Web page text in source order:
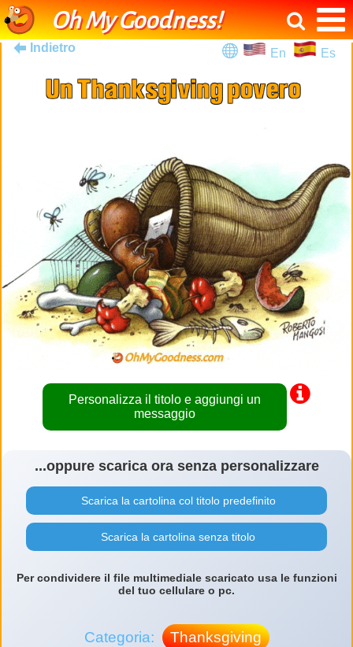
Oh My Goodness!
Indietro En Es
Personalizza il titolo e aggiungi un
messaggio
...oppure scarica ora senza personalizzare
Scarica la cartolina col titolo predefinito
Scarica la cartolina senza titolo
Per condividere il file multimediale scaricato usa le funzioni
del tuo cellulare o pc.
Categoria: Thanksgiving